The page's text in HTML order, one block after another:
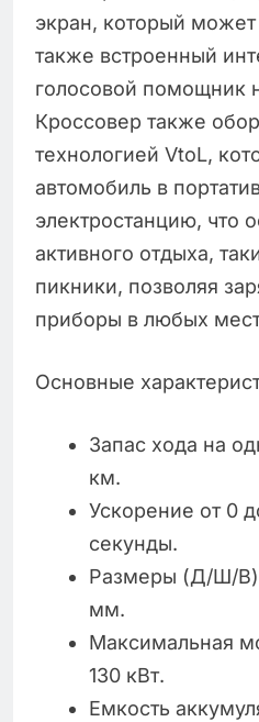
экран, который может
также встроенный
голосовой помощник
Кроссовер также
технологией VtoL,
автомобиль в
электростанцию, что
активного отдыха,
пикники, позволяя
приборы в любых
Основные
Запас хода на
км.
Ускорение от 0
секунды.
Размеры (Д/Ш/В):
мм.
Максимальная
130 кВт.
Емкость